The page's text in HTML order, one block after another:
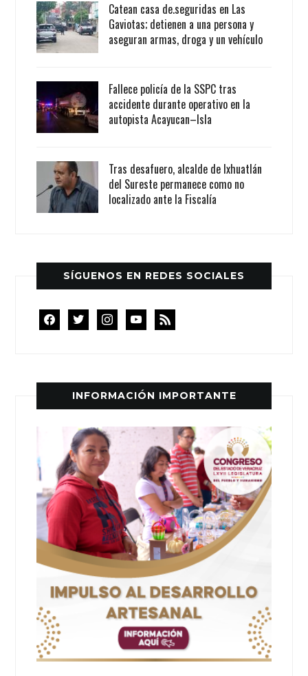
Catean casa de.seguridas en Las
Gaviotas; detienen a una persona y
aseguran armas, droga y un vehículo
Fallece policía de la SSPC tras
accidente durante operativo en la
autopista Acayucan–Isla
Tras desafuero, alcalde de Ixhuatlán
del Sureste permanece como no
localizado ante la Fiscalía
SÍGUENOS EN REDES SOCIALES
facebooktwitterinstagramyoutube
rss
INFORMACIÓN IMPORTANTE